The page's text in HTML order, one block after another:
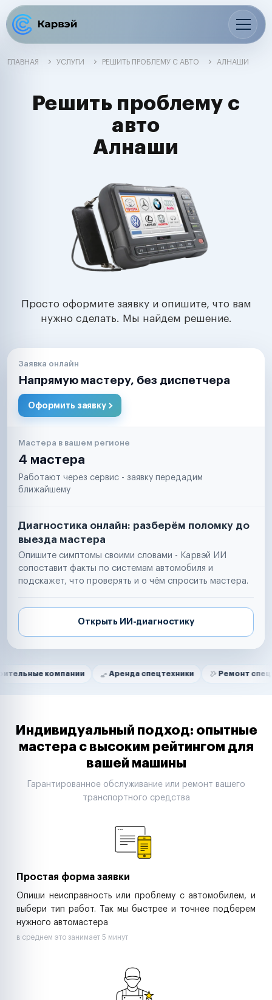
ГЛАВНАЯ УСЛУГИ РЕШИТЬ ПРОБЛЕМУ С АВТО АЛНАШИ
Решить проблему с
авто
Алнаши
Просто оформите заявку и опишите, что вам
нужно сделать. Мы найдем решение.
Заявка онлайн
Напрямую мастеру, без диспетчера
Оформить заявку
Мастера в вашем регионе
4 мастера
Работают через сервис - заявку передадим
ближайшему
Диагностика онлайн: разберём поломку до
выезда мастера
Опишите симптомы своими словами - Карвэй ИИ
сопоставит факты по системам автомобиля и
подскажет, что проверять и о чём спросить мастера.
Открыть ИИ-диагностику
Нам доверяют
Аренда спецтехники Ремонт спецтехники
Маркетплейсы
Таксопарки
Автодилеры
Строительные компании
Аренда спецтехники
Индивидуальный подход: опытные
мастера с высоким рейтингом для
вашей машины
Гарантированное обслуживание или ремонт вашего
транспортного средства
Простая форма заявки
Опиши неисправность или проблему с автомобилем, и
выбери тип работ. Так мы быстрее и точнее подберем
нужного автомастера
в среднем это занимает 5 минут